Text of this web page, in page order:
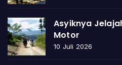
Asyiknya
Motor
10 Juli 2026